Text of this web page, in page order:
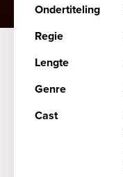
Ondertiteling
Regie
Lengte
Genre
Cast